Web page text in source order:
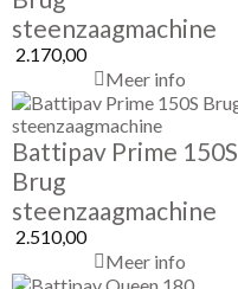
steenzaagmachine
2.170,00
Meer info
Battipav Prime 150S
Brug
steenzaagmachine
2.510,00
Meer info